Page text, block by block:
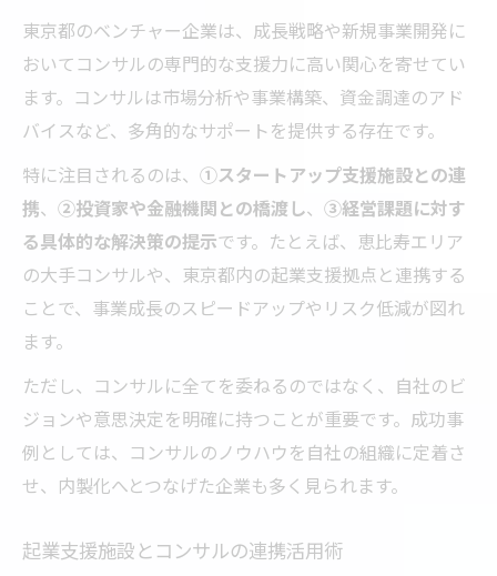
東京都のベンチャー企業は、成長戦略や新規事業開発に
おいてコンサルの専門的な支援力に高い関心を寄せてい
ます。コンサルは市場分析や事業構築、資金調達のアド
バイスなど、多角的なサポートを提供する存在です。
特に注目されるのは、 ①スタートアップ支援施設との連
携、 ②投資家や金融機関との橋渡し、 ③経営課題に対す
る具体的な解決策の提示です。たとえば、恵比寿エリア
の大手コンサルや、東京都内の起業支援拠点と連携する
ことで、事業成長のスピードアップやリスク低減が図れ
ます。
ただし、コンサルに全てを委ねるのではなく、自社のビ
ジョンや意思決定を明確に持つことが重要です。成功事
例としては、コンサルのノウハウを自社の組織に定着さ
せ、内製化へとつなげた企業も多く見られます。
起業支援施設とコンサルの連携活用術